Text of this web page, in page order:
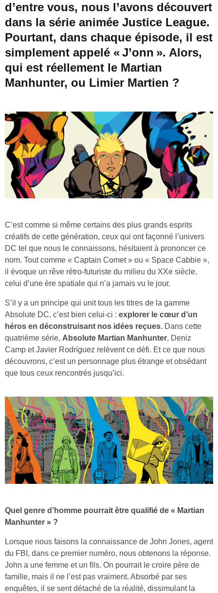
d’entre vous, nous l’avons découvert
dans la série animée Justice League.
Pourtant, dans chaque épisode, il est
simplement appelé « J’onn ». Alors,
qui est réellement le Martian
Manhunter, ou Limier Martien ?
C’est comme si même certains des plus grands esprits
créatifs de cette génération, ceux qui ont façonné l’univers
DC tel que nous le connaissons, hésitaient à prononcer ce
nom. Tout comme « Captain Comet » ou « Space Cabbie »,
il évoque un rêve rétro-futuriste du milieu du XXe siècle,
celui d’une ère spatiale qui n’a jamais vu le jour.
S’il y a un principe qui unit tous les titres de la gamme
Absolute DC, c’est bien celui-ci : explorer le cœur d’un
héros en déconstruisant nos idées reçues. Dans cette
quatrième série, Absolute Martian Manhunter, Deniz
Camp et Javier Rodríguez relèvent ce défi. Et ce que nous
découvrons, c’est un personnage plus étrange et obsédant
que tous ceux rencontrés jusqu’ici.
Quel genre d’homme pourrait être qualifié de « Martian
Manhunter » ?
Lorsque nous faisons la connaissance de John Jones, agent
du FBI, dans ce premier numéro, nous obtenons la réponse.
John a une femme et un fils. On pourrait le croire père de
famille, mais il ne l’est pas vraiment. Absorbé par ses
enquêtes, il se sent détaché de la réalité, dissimulant la